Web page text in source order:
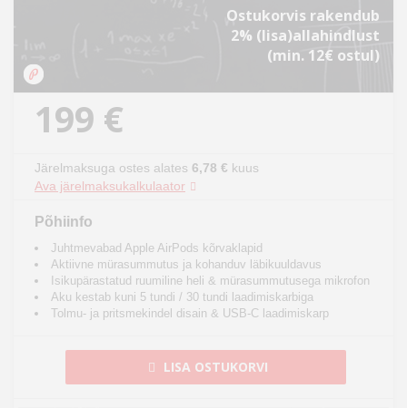
Ostukorvis rakendub
2% (lisa)allahindlust
(min. 12€ ostul)
199 €
Järelmaksuga ostes alates 6,78 € kuus
Ava järelmaksukalkulaator
Põhiinfo
Juhtmevabad Apple AirPods kõrvaklapid
Aktiivne mürasummutus ja kohanduv läbikuuldavus
Isikupärastatud ruumiline heli & mürasummutusega mikrofon
Aku kestab kuni 5 tundi / 30 tundi laadimiskarbiga
Tolmu- ja pritsmekindel disain & USB-C laadimiskarp
LISA OSTUKORVI
Auto